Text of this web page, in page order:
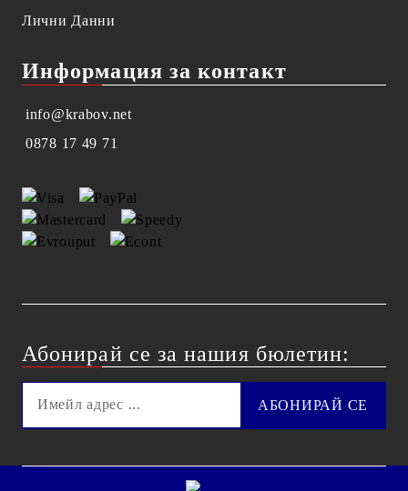
Лични Данни
Информация за контакт
info@krabov.net
0878 17 49 71
Абонирай се за нашия бюлетин: